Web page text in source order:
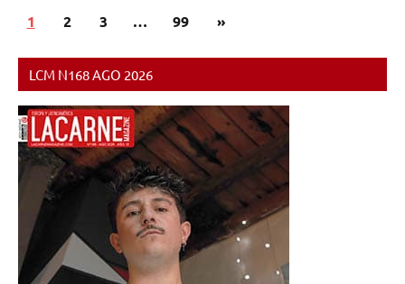
Paginación
entradas
1 2 3 … 99
Siguientes
»
LCM N168 AGO 2026